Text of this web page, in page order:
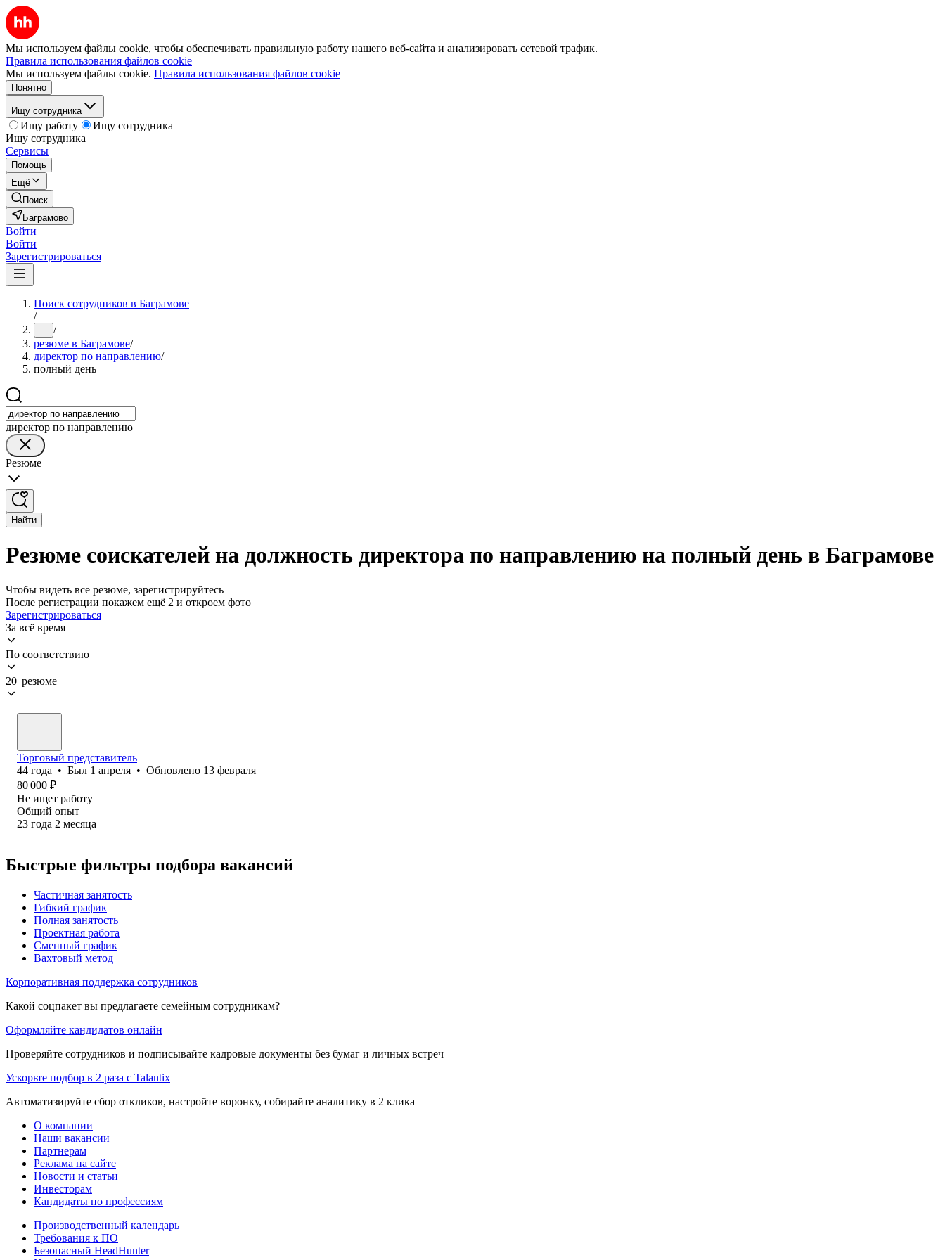
Мы используем файлы cookie, чтобы обеспечивать правильную работу нашего веб-сайта и анализировать сетевой трафик.
Правила использования файлов cookie
Мы используем файлы cookie. Правила использования файлов cookie
Понятно
Ищу сотрудника
Ищу работу
Ищу сотрудника
Ищу сотрудника
Сервисы
Помощь
Ещё
Поиск
Баграмово
Войти
Войти
Зарегистрироваться
Поиск сотрудников в Баграмове
/
... /
резюме в Баграмове/
директор по направлению/
полный день
директор по направлению
Резюме
Найти
Резюме соискателей на должность директора по направлению на полный день в Баграмове
Чтобы видеть все резюме, зарегистрируйтесь
После регистрации покажем ещё 2 и откроем фото
Зарегистрироваться
За всё время
По соответствию
20 резюме
Торговый представитель
44 года • Был 1 апреля • Обновлено 13 февраля
80 000 ₽
Не ищет работу
Общий опыт
23 года 2 месяца
Быстрые фильтры подбора вакансий
Частичная занятость
Гибкий график
Полная занятость
Проектная работа
Сменный график
Вахтовый метод
Корпоративная поддержка сотрудников
Какой соцпакет вы предлагаете семейным сотрудникам?
Оформляйте кандидатов онлайн
Проверяйте сотрудников и подписывайте кадровые документы без бумаг и личных встреч
Ускорьте подбор в 2 раза с Talantix
Автоматизируйте сбор откликов, настройте воронку, собирайте аналитику в 2 клика
О компании
Наши вакансии
Партнерам
Реклама на сайте
Новости и статьи
Инвесторам
Кандидаты по профессиям
Производственный календарь
Требования к ПО
Безопасный HeadHunter